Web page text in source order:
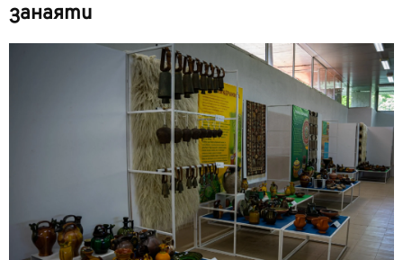
занаяти